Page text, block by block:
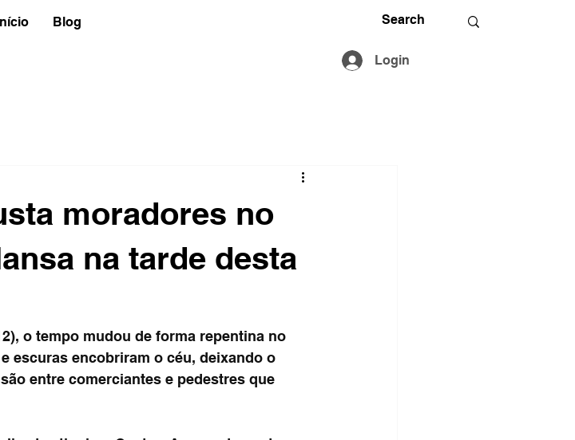
Blog
Login
moradores no
na tarde desta
o tempo mudou de forma repentina no
escuras encobriram o céu, deixando o
entre comerciantes e pedestres que